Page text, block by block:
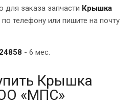
заказа запчасти Крышка
телефону или пишите на почту
- 6 мес.
Крышка
«МПС»